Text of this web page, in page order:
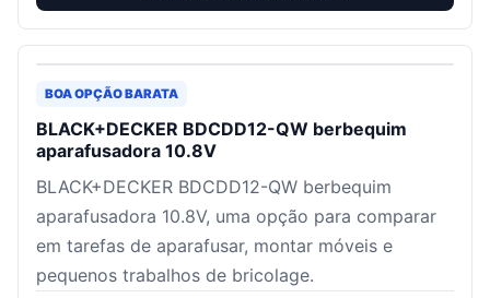
BOA OPÇÃO BARATA
BLACK+DECKER BDCDD12-QW berbequim
aparafusadora 10.8V
BLACK+DECKER BDCDD12-QW berbequim
aparafusadora 10.8V, uma opção para comparar
em tarefas de aparafusar, montar móveis e
pequenos trabalhos de bricolage.